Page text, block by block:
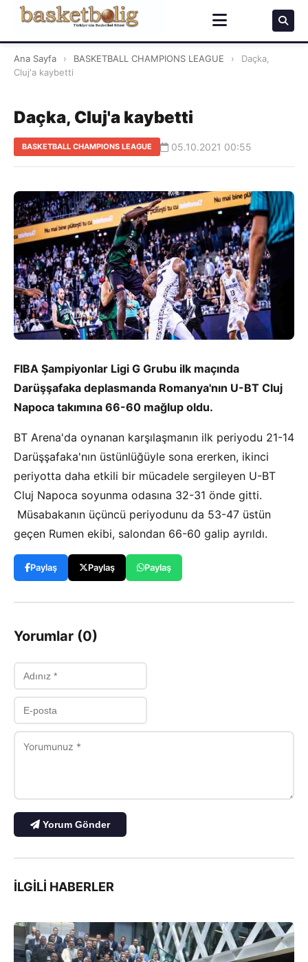
Ana Sayfa › BASKETBALL CHAMPIONS LEAGUE ›
Daçka,
Cluj'a kaybetti
Daçka, Cluj'a kaybetti
BASKETBALL CHAMPIONS LEAGUE 05.10.2021 00:55
FIBA Şampiyonlar Ligi G Grubu ilk maçında
Darüşşafaka deplasmanda Romanya'nın U-BT Cluj
Napoca takımına 66-60 mağlup oldu.
BT Arena'da oynanan karşılaşmanın ilk periyodu 21-14
Darüşşafaka'nın üstünlüğüyle sona ererken, ikinci
periyotta daha etkili bir mücadele sergileyen U-BT
Cluj Napoca soyunma odasına 32-31 önde gitti.
Müsabakanın üçüncü periyodunu da 53-47 üstün
geçen Rumen ekibi, salondan 66-60 galip ayrıldı.
Paylaş Paylaş Paylaş
Yorumlar (0)
Yorum Gönder
İLGILI HABERLER